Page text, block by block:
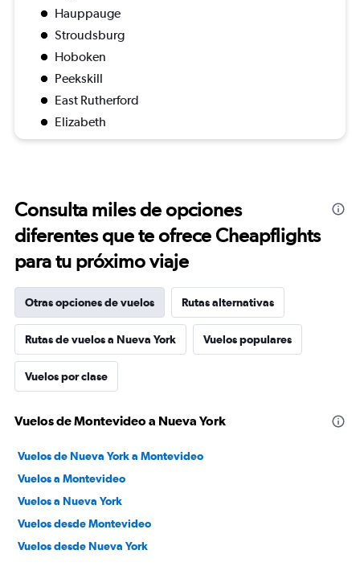
Hauppauge
Stroudsburg
Hoboken
Peekskill
East Rutherford
Elizabeth
Consulta miles de opciones
diferentes que te ofrece Cheapflights
para tu próximo viaje
Otras opciones de vuelos Rutas alternativas
Rutas de vuelos a Nueva York Vuelos populares
Vuelos por clase
Vuelos de Montevideo a Nueva York
Vuelos de Nueva York a Montevideo
Vuelos a Montevideo
Vuelos a Nueva York
Vuelos desde Montevideo
Vuelos desde Nueva York